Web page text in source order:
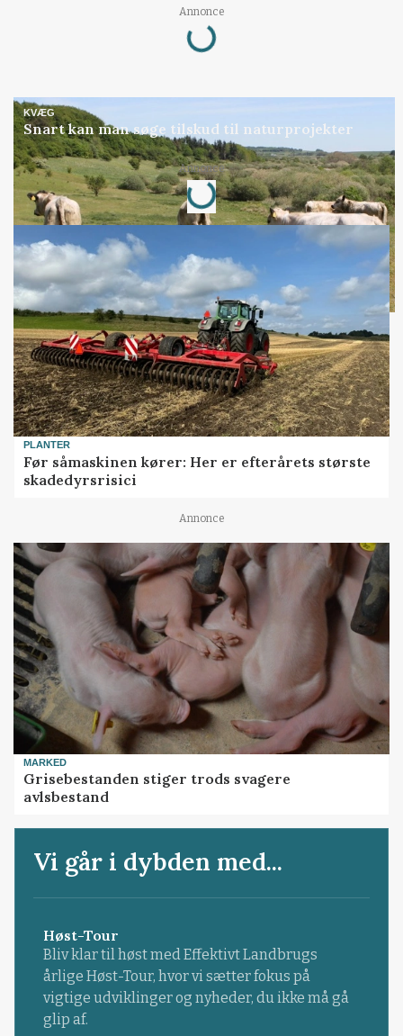
Annonce
Loading...
KVÆG
Snart kan man søge tilskud til naturprojekter
Annonce
Loading...
PLANTER
Før såmaskinen kører: Her er efterårets største
skadedyrsrisici
Annonce
MARKED
Grisebestanden stiger trods svagere
avlsbestand
Vi går i dybden med...
Høst-Tour
Bliv klar til høst med Effektivt Landbrugs
årlige Høst-Tour, hvor vi sætter fokus på
vigtige udviklinger og nyheder, du ikke må gå
glip af.